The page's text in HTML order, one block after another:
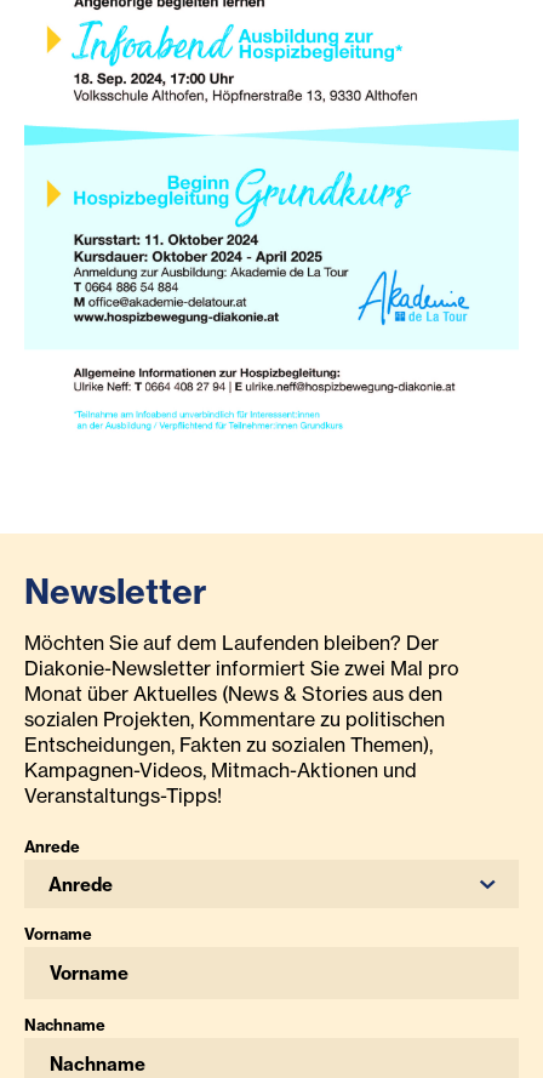
Newsletter
Möchten Sie auf dem Laufenden bleiben? Der
Diakonie-Newsletter informiert Sie zwei Mal pro
Monat über Aktuelles (News & Stories aus den
sozialen Projekten, Kommentare zu politischen
Entscheidungen, Fakten zu sozialen Themen),
Kampagnen-Videos, Mitmach-Aktionen und
Veranstaltungs-Tipps!
Anrede
Anrede
Vorname
Nachname